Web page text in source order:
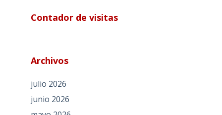
Contador de visitas
Archivos
julio 2026
junio 2026